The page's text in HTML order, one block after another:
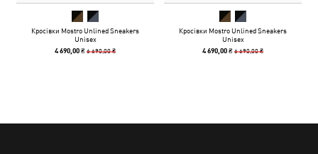
Кросівки Mostro Unlined Sneakers
Unisex
4 690,00 ₴6 690,00 ₴
Кросівки Mostro Unlined Sneakers
Unisex
4 690,00 ₴6 690,00 ₴